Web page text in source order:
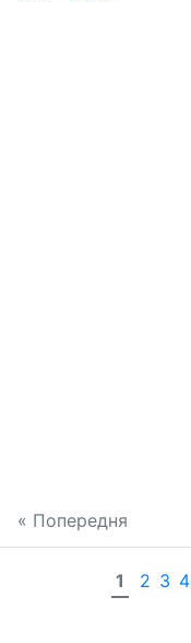
« Попередня
1 2 3 4